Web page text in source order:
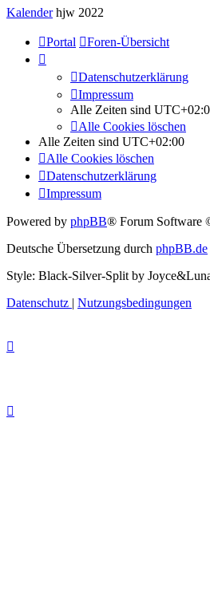
Kalenderhjw 2022
Portal Foren-Übersicht
Datenschutzerklärung
Impressum
Alle Zeiten sind
Alle Cookies löschen
Alle Zeiten sind UTC+02:00
Alle Cookies löschen
Datenschutzerklärung
Impressum
Powered by phpBB® Forum Software
Deutsche Übersetzung durch phpBB.de
Style: Black-Silver-Split by
Datenschutz | Nutzungsbedingungen